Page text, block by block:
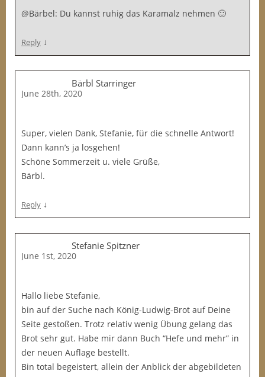
@Bärbel: Du kannst ruhig das Karamalz nehmen 🙂
Reply ↓
Bärbl Starringer
June 28th, 2020
Super, vielen Dank, Stefanie, für die schnelle Antwort!
Dann kann’s ja losgehen!
Schöne Sommerzeit u. viele Grüße,
Bärbl.
Reply ↓
Stefanie Spitzner
June 1st, 2020
Hallo liebe Stefanie,
bin auf der Suche nach König-Ludwig-Brot auf Deine
Seite gestoßen. Trotz relativ wenig Übung gelang das
Brot sehr gut. Habe mir dann Buch “Hefe und mehr” in
der neuen Auflage bestellt.
Bin total begeistert, allein der Anblick der abgebildeten